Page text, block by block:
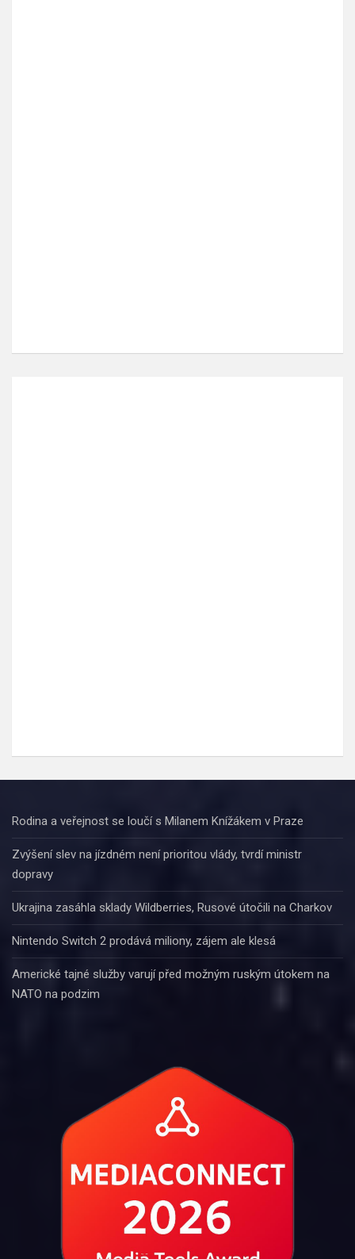
Rodina a veřejnost se loučí s Milanem Knížákem v Praze
Zvýšení slev na jízdném není prioritou vlády, tvrdí ministr
dopravy
Ukrajina zasáhla sklady Wildberries, Rusové útočili na Charkov
Nintendo Switch 2 prodává miliony, zájem ale klesá
Americké tajné služby varují před možným ruským útokem na
NATO na podzim